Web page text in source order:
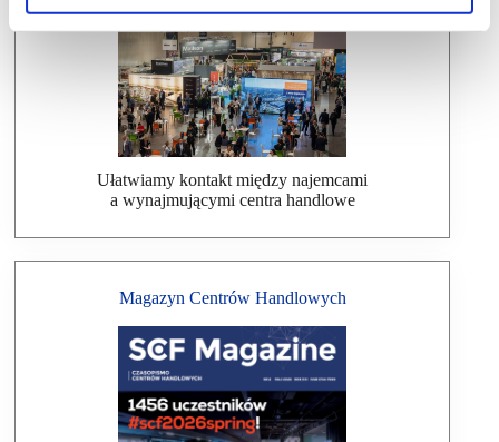
Ułatwiamy kontakt między najemcami
a wynajmującymi centra handlowe
Magazyn Centrów Handlowych